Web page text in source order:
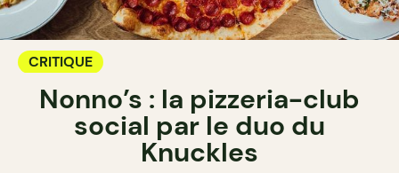
CRITIQUE
Nonno’s : la pizzeria-club
social par le duo du
Knuckles